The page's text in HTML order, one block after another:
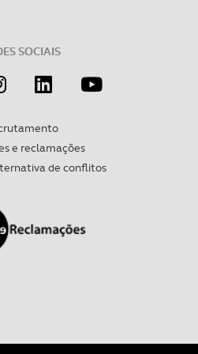
da Carnota
A velha Ermida de Stª Catarina,
por D. Sancha a Frei Zacarias, um
de Assis, por ele enviados
Mais tarde, em 1219, por aqui
de Itália, a pregar o Evangelho
martirizados, em Marrocos. No séc.
em oratório de Stª Catarina dos
SOCIAIS
e reclamações
de conflitos